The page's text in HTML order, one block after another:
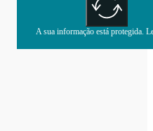
A sua informação está protegida.